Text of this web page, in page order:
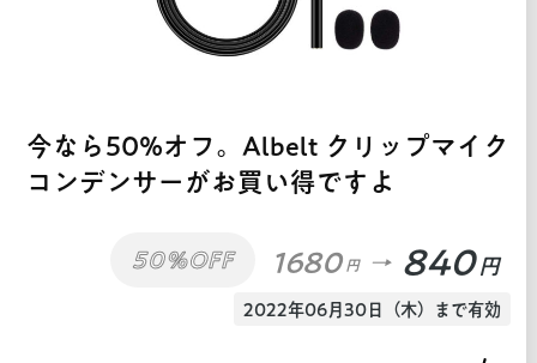
今なら50%オフ。Albelt クリップマイク
コンデンサーがお買い得ですよ
50%OFF 1680 円 840 円
2022年06月30日（木）まで有効